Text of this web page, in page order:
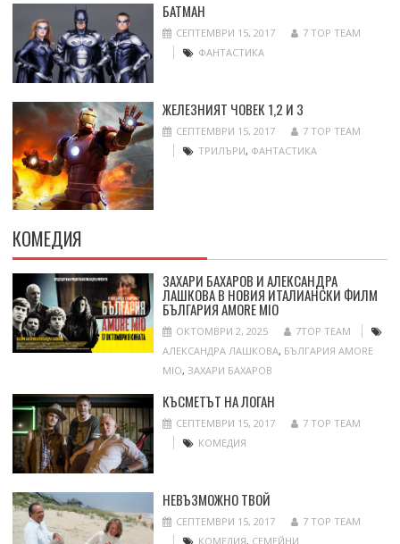
БАТМАН
СЕПТЕМВРИ 15, 2017
7 TOP TEAM
ФАНТАСТИКА
ЖЕЛЕЗНИЯТ ЧОВЕК 1,2 И 3
СЕПТЕМВРИ 15, 2017
7 TOP TEAM
ТРИЛЪРИ, ФАНТАСТИКА
КОМЕДИЯ
ЗАХАРИ БАХАРОВ И АЛЕКСАНДРА
ЛАШКОВА В НОВИЯ ИТАЛИАНСКИ ФИЛМ
БЪЛГАРИЯ AMORE MIO
ОКТОМВРИ 2, 2025
7TOP TEAM
АЛЕКСАНДРА ЛАШКОВА, БЪЛГАРИЯ AMORE
MIO, ЗАХАРИ БАХАРОВ
КЪСМЕТЪТ НА ЛОГАН
СЕПТЕМВРИ 15, 2017
7 TOP TEAM
КОМЕДИЯ
НЕВЪЗМОЖНО ТВОЙ
СЕПТЕМВРИ 15, 2017
7 TOP TEAM
КОМЕДИЯ, СЕМЕЙНИ